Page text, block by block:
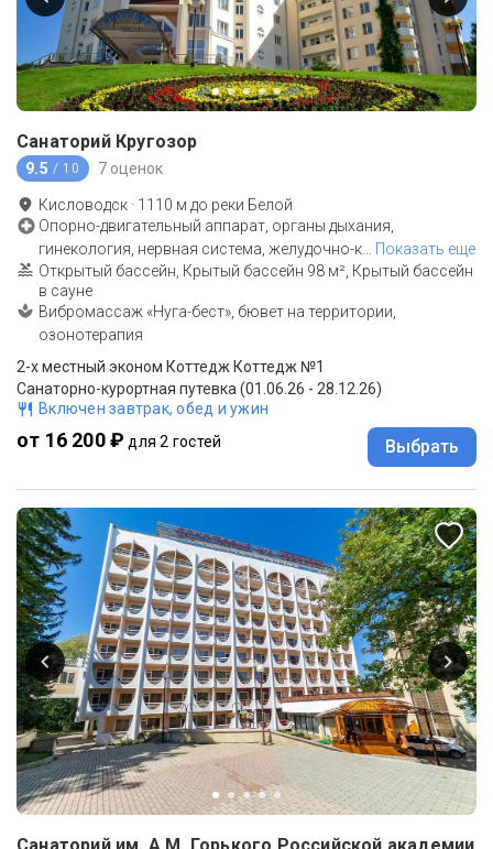
Санаторий Кругозор
9.5 / 10 7 оценок
Кисловодск · 1110 м до реки Белой
Опорно-двигательный аппарат, органы дыхания,
гинекология, нервная система, желудочно-к… Показать еще
Открытый бассейн, Крытый бассейн 98 м², Крытый бассейн
в сауне
Вибромассаж «Нуга-бест», бювет на территории,
озонотерапия
2-x местный эконом Коттедж Коттедж №1
Санаторно-курортная путевка (01.06.26 - 28.12.26)
Включен завтрак, обед и ужин
от 16 200 ₽ для 2 гостей Выбрать